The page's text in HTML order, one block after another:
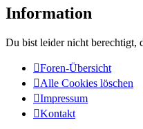
Information
Du bist leider nicht berechtigt,
Foren-Übersicht
Alle Cookies löschen
Impressum
Kontakt